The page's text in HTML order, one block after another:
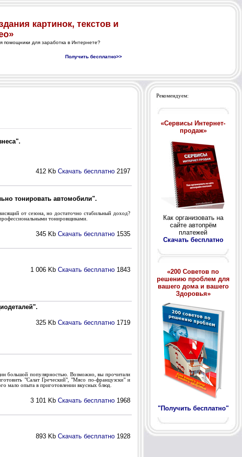
412 Kb Скачать бесплатно 2197
тонировать автомобили".
от сезона, но достаточно стабильный доход?
тонировщиками.
345 Kb Скачать бесплатно 1535
1 006 Kb Скачать бесплатно 1843
325 Kb Скачать бесплатно 1719
большой популярностью. Возможно, вы прочитали
"Салат Греческий", "Мясо по-французски" и
мало опыта в приготовлении вкусных блюд.
3 101 Kb Скачать бесплатно 1968
893 Kb Скачать бесплатно 1928
Рекомендуем:
«Сервисы Интернет-
продаж»
Как организовать на
сайте автопрём
платежей
Скачать бесплатно
«200 Советов по
решению проблем для
вашего дома и вашего
Здоровья»
"Получить бесплатно"